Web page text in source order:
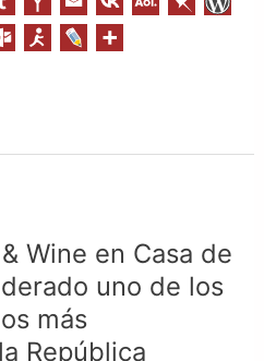
Wine en Casa de
uno de los
más
República